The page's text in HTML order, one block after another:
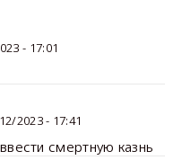
- 17:01
2023 - 17:41
смертную казнь